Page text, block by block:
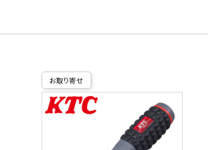
お取り寄せ